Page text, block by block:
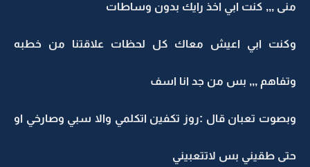
منى ,,, كنت ابي اخذ رايك بدون وساطات
وكنت ابي اعيش معاك كل لحظات علاقتنا من خطبه
وتفاهم ,,, بس من جد انا اسف
وبصوت تعبان قال :روز تكفين اتكلمي والا سبي وصارخي او
حتى طقيني بس لاتتعبيني